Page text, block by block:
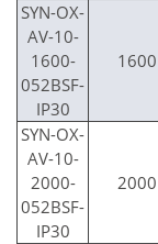
SYN-OX-
AV-10-
1600-
052BSF-
IP30
1600
SYN-OX-
AV-10-
2000-
052BSF-
IP30
2000